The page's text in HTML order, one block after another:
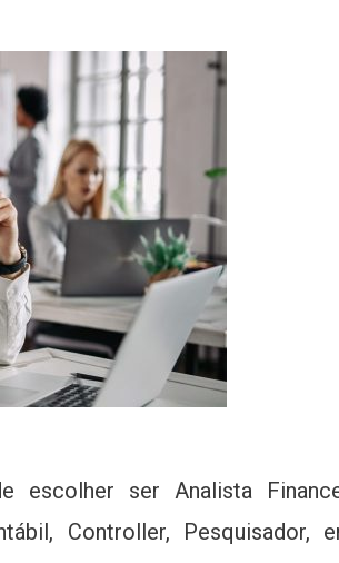
escolher ser Analista
Controller, Pesquisador,